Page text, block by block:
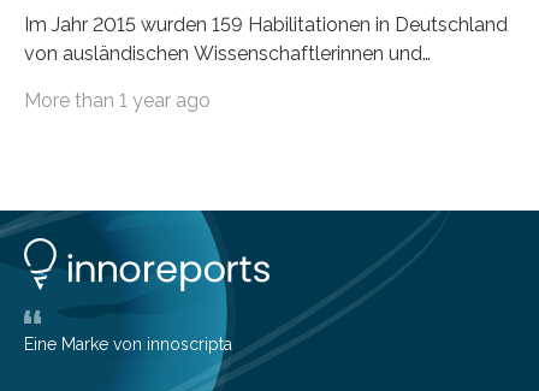
Im Jahr 2015 wurden 159 Habilitationen in Deutschland
von ausländischen Wissenschaftlerinnen und
More than 1 year ago
Eine Marke von innoscripta